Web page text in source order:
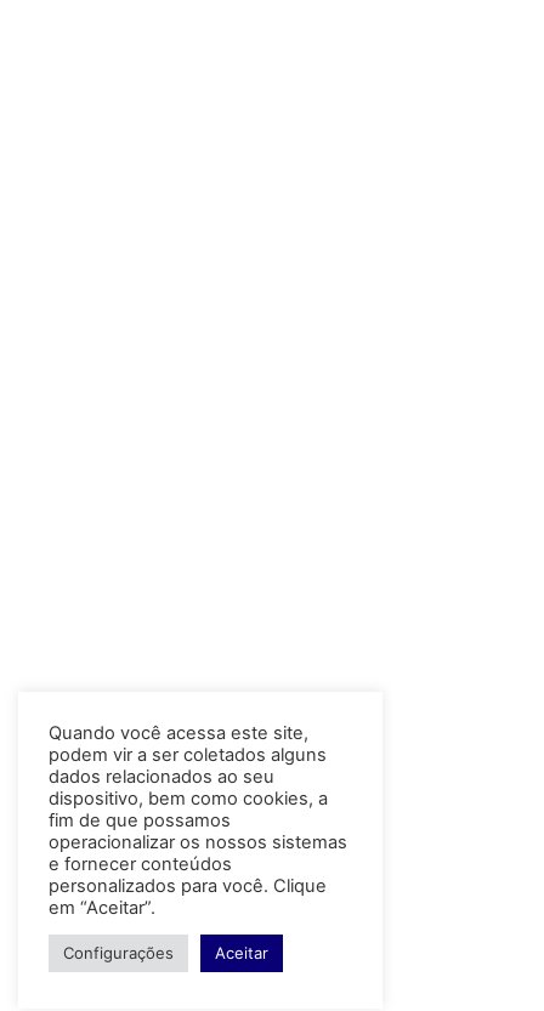
Quando você acessa este site,
podem vir a ser coletados alguns
dados relacionados ao seu
dispositivo, bem como cookies, a
fim de que possamos
operacionalizar os nossos sistemas
e fornecer conteúdos
personalizados para você. Clique
em “Aceitar”.
Configurações Aceitar